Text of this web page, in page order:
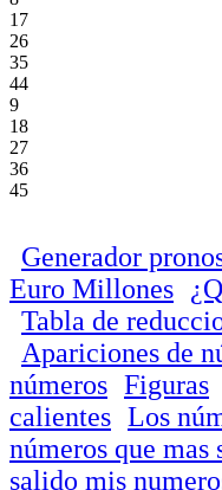
17
26
35
44
9
18
27
36
45
Generador
Euro Millones
Tabla de
Apariciones de
números Figuras
calientes Los
números que mas
salido mis